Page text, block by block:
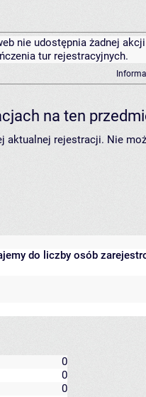
nie udostępnia żadnej
tur rejestracyjnych.
na ten
aktualnej rejestracji. Nie
do liczby osób
0
0
0